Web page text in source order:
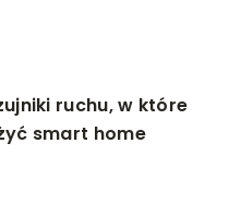
ruchu, w które
smart home